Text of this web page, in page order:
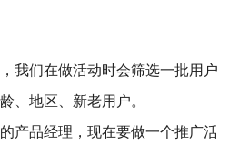
我们在做活动时会筛选一批用户
、地区、新老用户。
产品经理，现在要做一个推广活